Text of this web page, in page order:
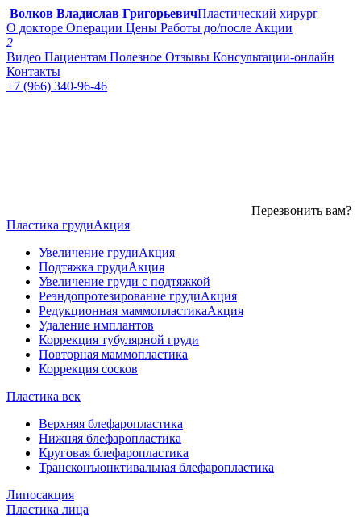
Волков Владислав ГригорьевичПластический хирург
О докторе Операции Цены Работы до/после Акции
2
Видео Пациентам Полезное Отзывы Консультации-онлайн
Контакты
+7 (966) 340-96-46
Перезвонить вам?
Пластика грудиАкция
Увеличение грудиАкция
Подтяжка грудиАкция
Увеличение груди с подтяжкой
Реэндопротезирование грудиАкция
Редукционная маммопластикаАкция
Удаление имплантов
Коррекция тубулярной груди
Повторная маммопластика
Коррекция сосков
Пластика век
Верхняя блефаропластика
Нижняя блефаропластика
Круговая блефаропластика
Трансконъюнктивальная блефаропластика
Липосакция
Пластика лица